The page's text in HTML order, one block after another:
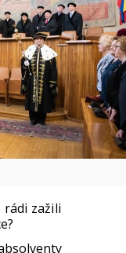
rádi zažili